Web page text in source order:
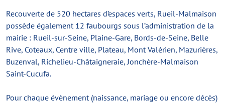
Recouverte de 520 hectares d’espaces verts, Rueil-Malmaison
possède également 12 faubourgs sous l’administration de la
mairie : Rueil-sur-Seine, Plaine-Gare, Bords-de-Seine, Belle
Rive, Coteaux, Centre ville, Plateau, Mont Valérien, Mazurières,
Buzenval, Richelieu-Châtaigneraie, Jonchère-Malmaison
Saint-Cucufa.
Pour chaque évènement (naissance, mariage ou encore décès)